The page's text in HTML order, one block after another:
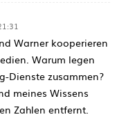
Warner kooperieren
Warum legen
Dienste zusammen?
meines Wissens
Zahlen entfernt.